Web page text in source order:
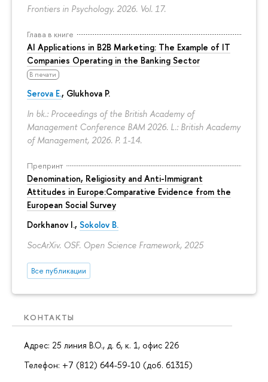
Frontiers in Psychology. 2026. Vol. 17.
Глава в книге
AI Applications in B2B Marketing: The Example of IT
Companies Operating in the Banking Sector
В печати
Serova E., Glukhova P.
In bk.: Proceedings of the British Academy of
Management Conference BAM 2026. L.: British Academy
of Management, 2026. P. 1-14.
Препринт
Denomination, Religiosity and Anti-Immigrant
Attitudes in Europe:Comparative Evidence from the
European Social Survey
Dorkhanov I., Sokolov B.
SocArXiv. OSF. Open Science Framework, 2025
Все публикации
КОНТАКТЫ
Адрес: 25 линия В.О., д. 6, к. 1, офис 226
Телефон: +7 (812) 644-59-10 (доб. 61315)